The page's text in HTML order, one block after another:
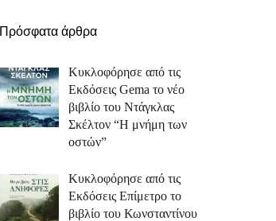
Πρόσφατα άρθρα
Κυκλοφόρησε από τις
Εκδόσεις Gema το νέο
βιβλίο του Ντάγκλας
Σκέλτον “Η μνήμη των
οστών”
Κυκλοφόρησε από τις
Εκδόσεις Επίμετρο το
βιβλίο του Κωνσταντίνου